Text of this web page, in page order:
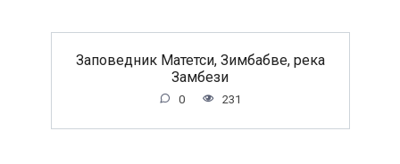
Заповедник Матетси, Зимбабве, река
Замбези
0 231